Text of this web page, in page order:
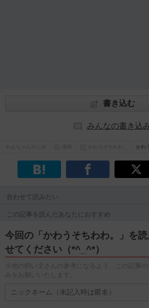
書き込む
みんなの書き込
かわ
合わせて読みたい
この記事を読んだあなたにおすすめ
今回の「かわうそちわわ。」を
せてください（*^_^*）
※他の飼い主さんの参考になるよう、この記事
みをお願いいたします。